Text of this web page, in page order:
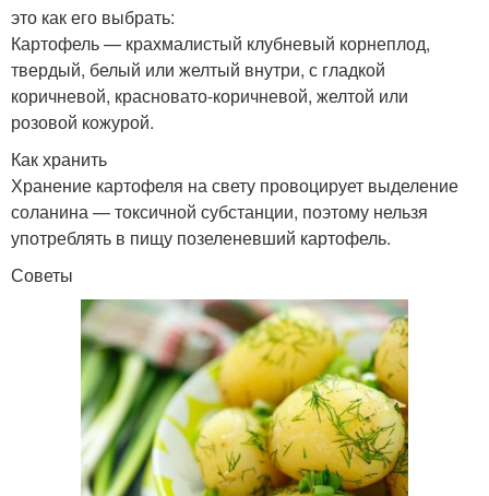
это как его выбрать:
Картофель — крахмалистый клубневый корнеплод,
твердый, белый или желтый внутри, с гладкой
коричневой, красновато-коричневой, желтой или
розовой кожурой.
Как хранить
Хранение картофеля на свету провоцирует выделение
соланина — токсичной субстанции, поэтому нельзя
употреблять в пищу позеленевший картофель.
Советы